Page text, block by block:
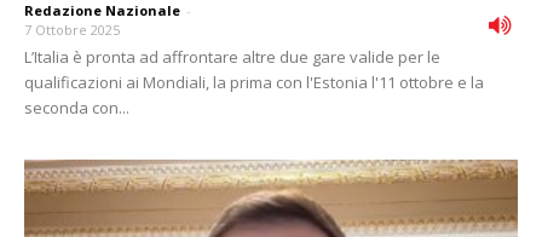
Redazione Nazionale -
7 Ottobre 2025
L’Italia è pronta ad affrontare altre due gare valide per le
qualificazioni ai Mondiali, la prima con l'Estonia l'11 ottobre e la
seconda con...